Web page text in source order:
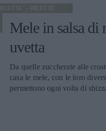
RICETTA
Mele in salsa di
uvetta
Da quelle zuccherate alle
casa le mele, con le loro
permettono ogni volta di